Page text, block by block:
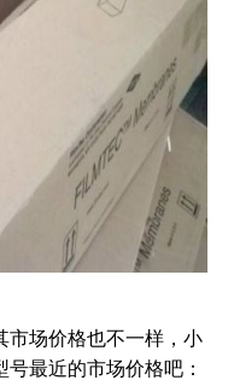
市场价格也不一样，小
最近的市场价格吧：